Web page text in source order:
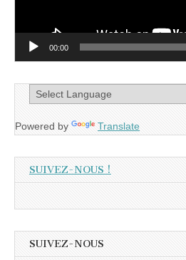
00:00
Powered by Translate
SUIVEZ-NOUS !
SUIVEZ-NOUS